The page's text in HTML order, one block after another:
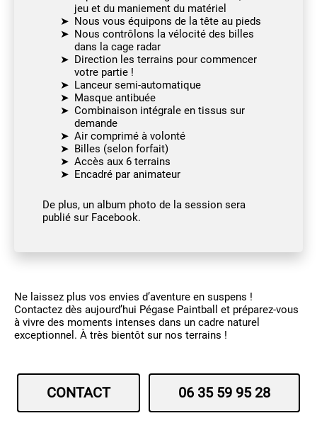
jeu et du maniement du matériel
Nous vous équipons de la tête au pieds
Nous contrôlons la vélocité des billes
dans la cage radar
Direction les terrains pour commencer
votre partie !
Lanceur semi-automatique
Masque antibuée
Combinaison intégrale en tissus sur
demande
Air comprimé à volonté
Billes (selon forfait)
Accès aux 6 terrains
Encadré par animateur
De plus, un album photo de la session sera
publié sur Facebook.
Ne laissez plus vos envies d’aventure en suspens !
Contactez dès aujourd’hui Pégase Paintball et préparez-vous
à vivre des moments intenses dans un cadre naturel
exceptionnel. À très bientôt sur nos terrains !
CONTACT 06 35 59 95 28